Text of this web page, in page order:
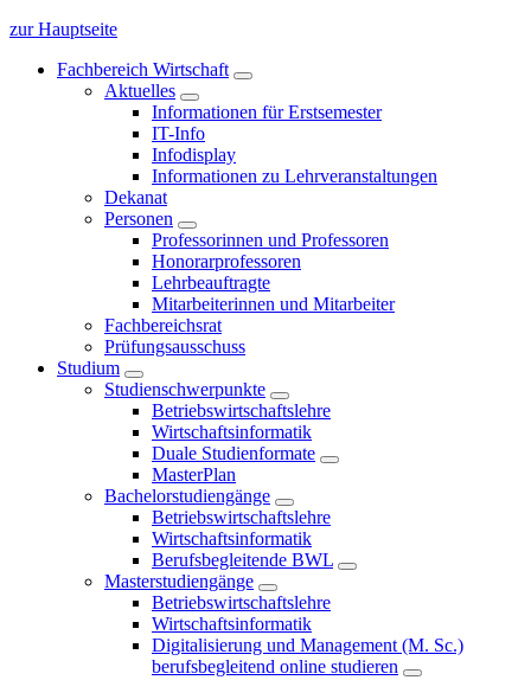
zur Hauptseite
Fachbereich Wirtschaft
Aktuelles
Informationen für Erstsemester
IT-Info
Infodisplay
Informationen zu Lehrveranstaltungen
Dekanat
Personen
Professorinnen und Professoren
Honorarprofessoren
Lehrbeauftragte
Mitarbeiterinnen und Mitarbeiter
Fachbereichsrat
Prüfungsausschuss
Studium
Studienschwerpunkte
Betriebswirtschaftslehre
Wirtschaftsinformatik
Duale Studienformate
MasterPlan
Bachelorstudiengänge
Betriebswirtschaftslehre
Wirtschaftsinformatik
Berufsbegleitende BWL
Masterstudiengänge
Betriebswirtschaftslehre
Wirtschaftsinformatik
Digitalisierung und Management (M. Sc.)
berufsbegleitend online studieren